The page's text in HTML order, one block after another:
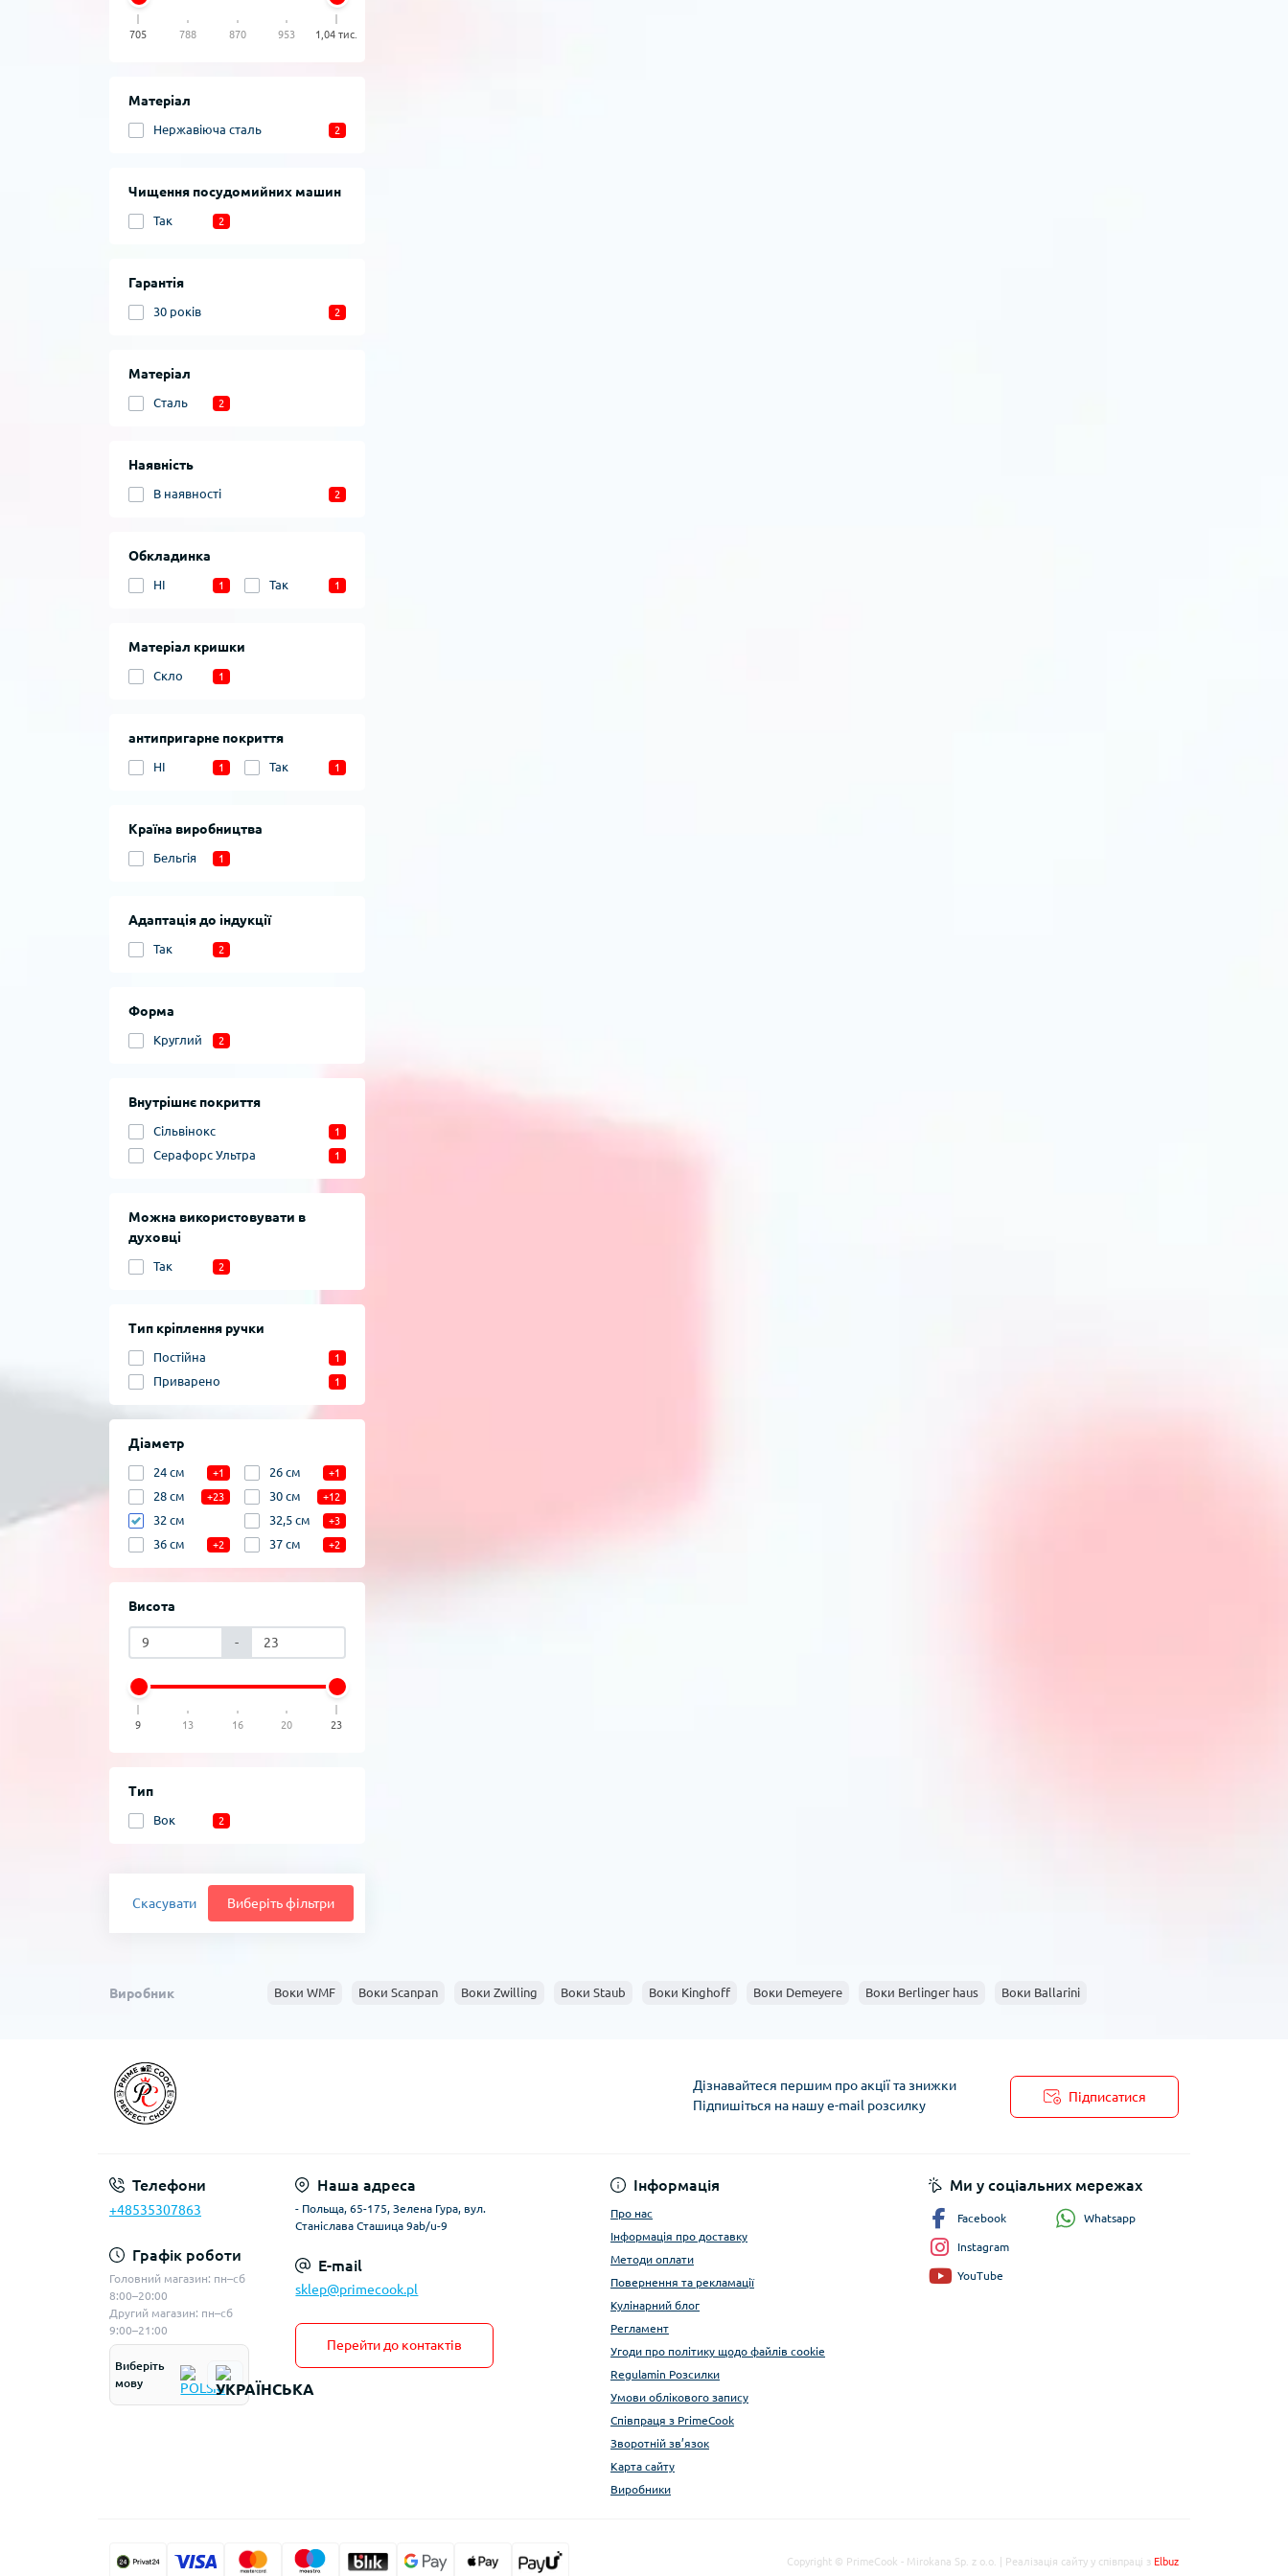
705 788 870 953 1,04 тис.
Матеріал
Нержавіюча сталь 2
Чищення посудомийних машин
Так 2
Гарантія
30 років 2
Матеріал
Сталь 2
Наявність
В наявності 2
Обкладинка
НІ 1 Так 1
Матеріал кришки
Скло 1
антипригарне покриття
НІ 1 Так 1
Країна виробництва
Бельгія 1
Адаптація до індукції
Так 2
Форма
Круглий 2
Внутрішнє покриття
Сільвінокс 1
Серафорс Ультра 1
Можна використовувати в
духовці
Так 2
Тип кріплення ручки
Постійна 1
Приварено 1
Діаметр
24 см +1 26 см +1
28 см +23 30 см +12
32 см 32,5 см +3
36 см +2 37 см +2
Висота
-
9 13 16 20 23
Тип
Вок 2
Скасувати Виберіть фільтри
Виробник Воки WMF Воки Scanpan Воки Zwilling Воки Staub Воки Kinghoff Воки Demeyere Воки Berlinger haus Воки Ballarini
Дізнавайтеся першим про акції та знижки
Підпишіться на нашу e-mail розсилку
Підписатися
Телефони
+48535307863
Графік роботи
Головний магазин: пн–сб
8:00–20:00
Другий магазин: пн–сб
9:00–21:00
Виберіть
мову
Наша адреса
- Польща, 65-175, Зелена Гура, вул.
Станіслава Сташица 9ab/u-9
E-mail
sklep@primecook.pl
Перейти до контактів
Інформація
Про нас
Інформація про доставку
Методи оплати
Повернення та рекламації
Кулінарний блог
Регламент
Угоди про політику щодо файлів cookie
Regulamin Розсилки
Умови облікового запису
Співпраця з PrimeCook
Зворотній зв’язок
Карта сайту
Виробники
Ми у соціальних мережах
Facebook
Instagram
YouTube
Whatsapp
Copyright © PrimeCook - Mirokana Sp. z o.o. | Реалізація сайту у співпраці з Elbuz